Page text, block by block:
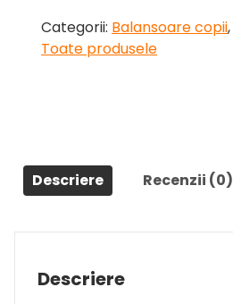
cu
roti,sunete
ani
Categorii: Balansoare copii,
Toate produsele
Descriere Recenzii (0)
Descriere